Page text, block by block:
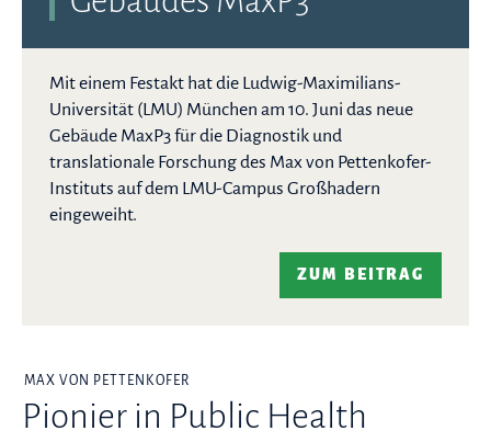
Mit einem Festakt hat die Ludwig-Maximilians-
Universität (LMU) München am 10. Juni das neue
Gebäude MaxP3 für die Diagnostik und
translationale Forschung des Max von Pettenkofer-
Instituts auf dem LMU-Campus Großhadern
eingeweiht.
ZUM BEITRAG
MAX VON PETTENKOFER
Pionier in Public Health